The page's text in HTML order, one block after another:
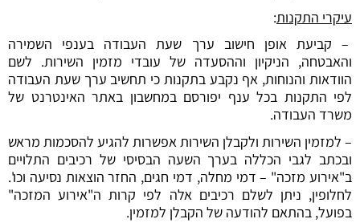
עיקרי התקנות:
– קביעת אופן חישוב ערך שעת העבודה בענפי השמירה
והאבטחה, הניקיון וההסעדה של עובדי מזמין השירות. לשם
הוודאות והנוחות, אף נקבע בתקנות כי תחשיב ערך שעת העבודה
לפי התקנות בכל ענף יפורסם במחשבון באתר האינטרנט של
משרד העבודה.
– למזמין השירות ולקבלן השירות אפשרות להגיע להסכמות מראש
ובכתב לגבי הכללה בערך השעה הבסיסי של רכיבים התלויים
ב"אירוע מזכה" – דמי מחלה, דמי חגים, החזר הוצאות נסיעה וכו'.
לחלופין, ניתן לשלם רכיבים אלה לפי קרות ה"אירוע המזכה"
בפועל, בהתאם להודעה של הקבלן למזמין.